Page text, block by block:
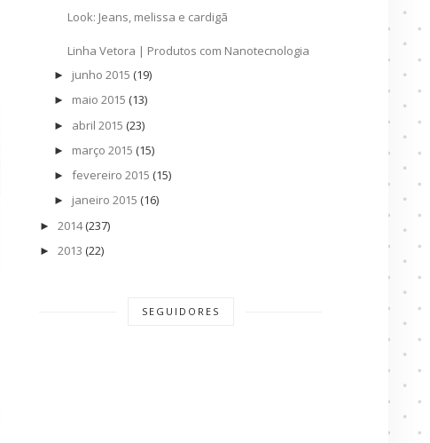
Look: Jeans, melissa e cardigã
Linha Vetora | Produtos com Nanotecnologia
► junho 2015 (19)
► maio 2015 (13)
► abril 2015 (23)
► março 2015 (15)
► fevereiro 2015 (15)
► janeiro 2015 (16)
► 2014 (237)
► 2013 (22)
SEGUIDORES